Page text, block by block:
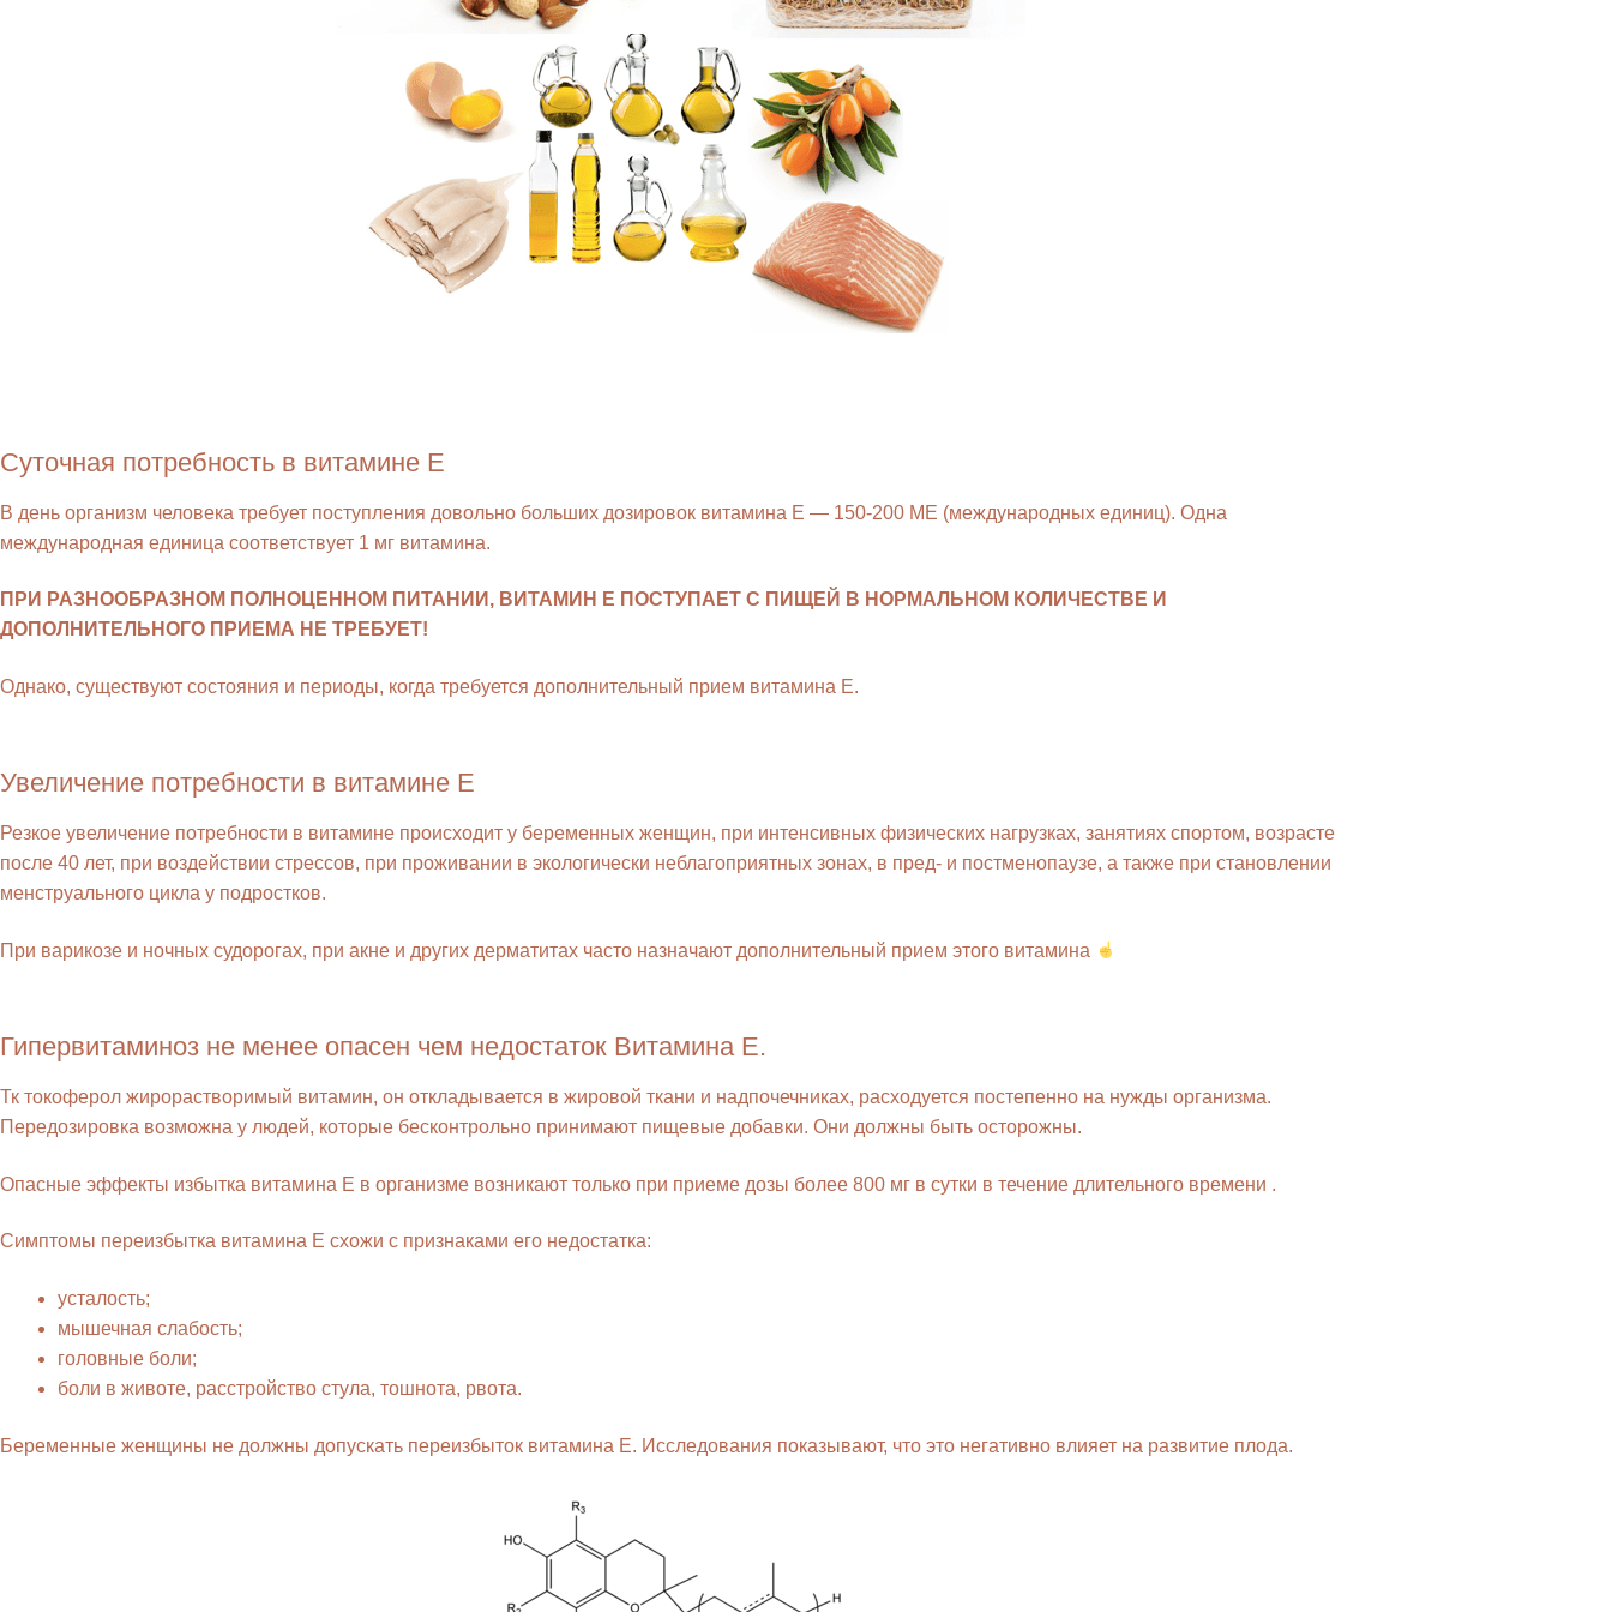
Суточная потребность в витамине Е
В день организм человека требует поступления довольно больших дозировок витамина Е — 150-200 МЕ (международных единиц). Одна
международная единица соответствует 1 мг витамина.
ПРИ РАЗНООБРАЗНОМ ПОЛНОЦЕННОМ ПИТАНИИ, ВИТАМИН Е ПОСТУПАЕТ С ПИЩЕЙ В НОРМАЛЬНОМ КОЛИЧЕСТВЕ И
ДОПОЛНИТЕЛЬНОГО ПРИЕМА НЕ ТРЕБУЕТ!
Однако, существуют состояния и периоды, когда требуется дополнительный прием витамина Е.
Увеличение потребности в витамине Е
Резкое увеличение потребности в витамине происходит у беременных женщин, при интенсивных физических нагрузках, занятиях спортом, возрасте
после 40 лет, при воздействии стрессов, при проживании в экологически неблагоприятных зонах, в пред- и постменопаузе, а также при становлении
менструального цикла у подростков.
При варикозе и ночных судорогах, при акне и других дерматитах часто назначают дополнительный прием этого витамина
Гипервитаминоз не менее опасен чем недостаток Витамина Е.
Тк токоферол жирорастворимый витамин, он откладывается в жировой ткани и надпочечниках, расходуется постепенно на нужды организма.
Передозировка возможна у людей, которые бесконтрольно принимают пищевые добавки. Они должны быть осторожны.
Опасные эффекты избытка витамина Е в организме возникают только при приеме дозы более 800 мг в сутки в течение длительного времени .
Симптомы переизбытка витамина Е схожи с признаками его недостатка:
усталость;
мышечная слабость;
головные боли;
боли в животе, расстройство стула, тошнота, рвота.
Беременные женщины не должны допускать переизбыток витамина Е. Исследования показывают, что это негативно влияет на развитие плода.